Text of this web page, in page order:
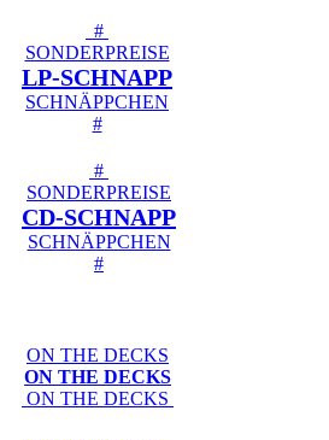
#
SONDERPREISE
LP-SCHNAPP
SCHNÄPPCHEN
#
#
SONDERPREISE
CD-SCHNAPP
SCHNÄPPCHEN
#
ON THE DECKS
ON THE DECKS
ON THE DECKS